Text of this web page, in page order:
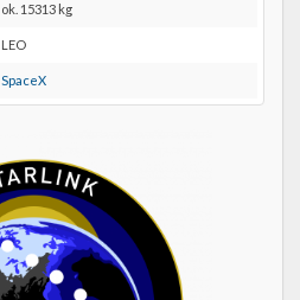
ok. 15313 kg
LEO
SpaceX